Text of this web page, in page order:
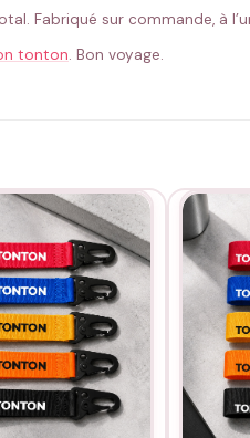
Fabriqué sur commande, à
tonton. Bon voyage.